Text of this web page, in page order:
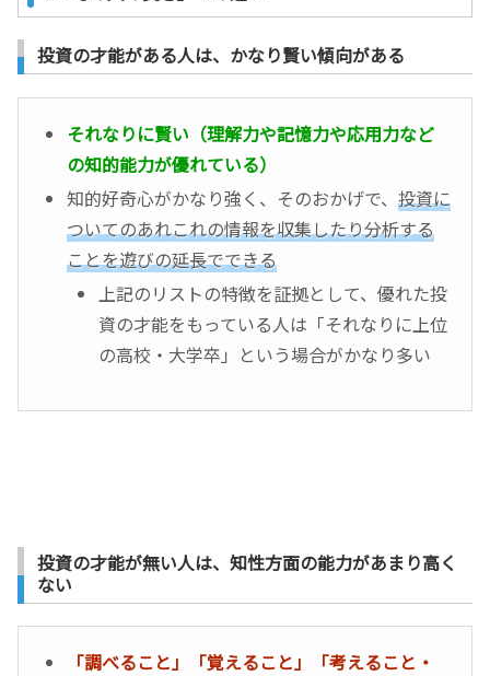
投資の才能がある人は、かなり賢い傾向がある
それなりに賢い（理解力や記憶力や応用力など
の知的能力が優れている）
知的好奇心がかなり強く、そのおかげで、投資に
ついてのあれこれの情報を収集したり分析する
ことを遊びの延長でできる
上記のリストの特徴を証拠として、優れた投
資の才能をもっている人は「それなりに上位
の高校・大学卒」という場合がかなり多い
投資の才能が無い人は、知性方面の能力があまり高く
ない
「調べること」「覚えること」「考えること・